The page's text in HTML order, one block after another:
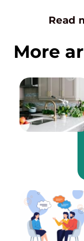
Read
More